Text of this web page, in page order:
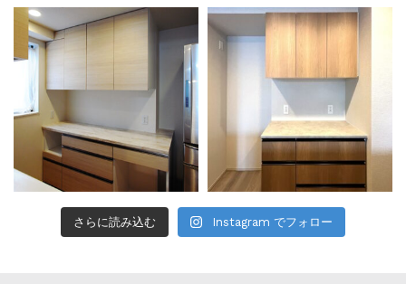
さらに読み込む Instagram でフォロー